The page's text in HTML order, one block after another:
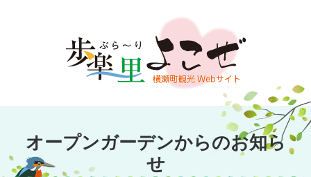
文
キ
オープンガーデン
横瀬
オープンガーデンからのお知ら
せ